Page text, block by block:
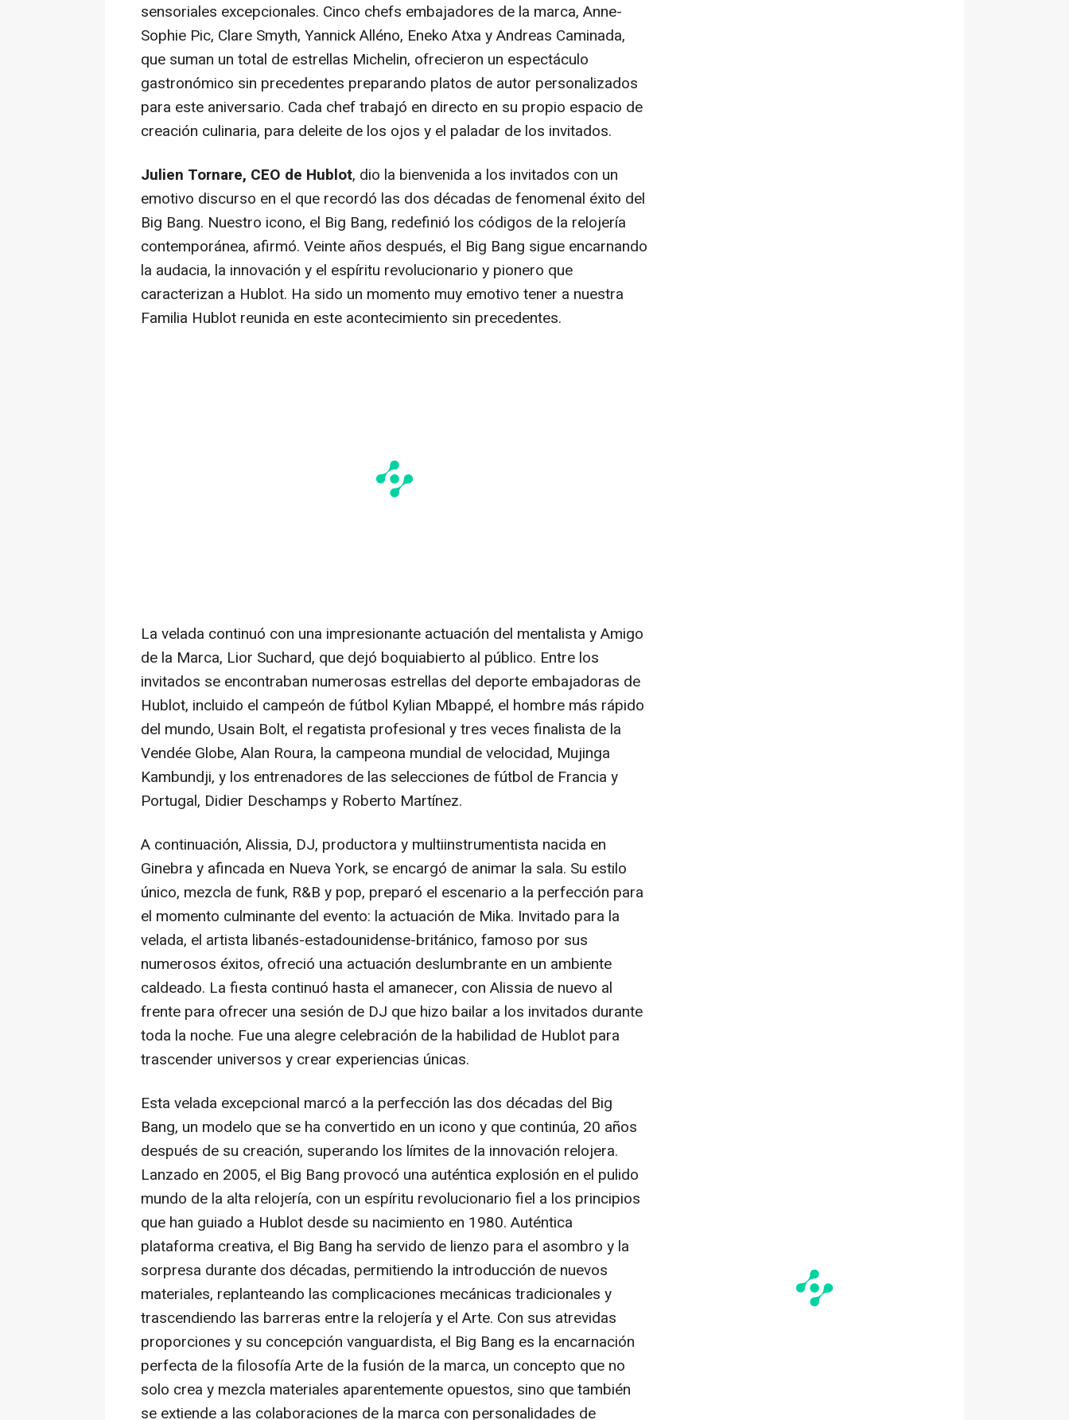
sensoriales excepcionales. Cinco chefs embajadores de la marca, Anne-
Sophie Pic, Clare Smyth, Yannick Alléno, Eneko Atxa yAndreas Caminada,
que suman un total de estrellas Michelin, ofrecieron un espectáculo
gastronómico sin precedentes preparando platos de autor personalizados
para este aniversario. Cada chef trabajó en directo en su propio espacio de
creación culinaria, para deleite de los ojos y el paladar de los invitados.
Julien Tornare, CEO de Hublot, dio la bienvenida a los invitados con un
emotivo discurso en el que recordó las dos décadas de fenomenal éxito del
Big Bang. Nuestro icono, el Big Bang, redefinió los códigos de la relojería
contemporánea, afirmó. Veinte años después, el Big Bang sigue encarnando
la audacia, la innovación y el espíritu revolucionario y pionero que
caracterizan a Hublot. Ha sido un momento muy emotivo tener a nuestra
Familia Hublot reunida en este acontecimiento sin precedentes.
La velada continuó con una impresionante actuación del mentalista y Amigo
de la Marca, Lior Suchard, que dejó boquiabierto al público. Entre los
invitados se encontraban numerosas estrellas del deporte embajadoras de
Hublot, incluido el campeón de fútbol Kylian Mbappé, el hombre más rápido
del mundo, Usain Bolt, el regatista profesional y tres veces finalista de la
Vendée Globe, Alan Roura, la campeona mundial de velocidad, Mujinga
Kambundji, y los entrenadores de las selecciones de fútbol de Francia y
Portugal, Didier Deschamps y Roberto Martínez.
A continuación, Alissia, DJ, productora y multiinstrumentista nacida en
Ginebra y afincada en Nueva York, se encargó de animar la sala. Su estilo
único, mezcla de funk, R&B y pop, preparó el escenario a la perfección para
el momento culminante del evento: la actuación de Mika. Invitado para la
velada, el artista libanés-estadounidense-británico, famoso por sus
numerosos éxitos, ofreció una actuación deslumbrante en un ambiente
caldeado. La fiesta continuó hasta el amanecer, con Alissia de nuevo al
frente para ofrecer una sesión de DJ que hizo bailar a los invitados durante
toda la noche. Fue una alegre celebración de la habilidad de Hublot para
trascender universos y crear experiencias únicas.
Esta velada excepcional marcó a la perfección las dos décadas del Big
Bang, un modelo que se ha convertido en un icono y que continúa, 20 años
después de su creación, superando los límites de la innovación relojera.
Lanzado en 2005, el Big Bang provocó una auténtica explosión en el pulido
mundo de la alta relojería, con un espíritu revolucionario fiel a los principios
que han guiado a Hublot desde su nacimiento en 1980. Auténtica
plataforma creativa, el Big Bang ha servido de lienzo para el asombro y la
sorpresa durante dos décadas, permitiendo la introducción de nuevos
materiales, replanteando las complicaciones mecánicas tradicionales y
trascendiendo las barreras entre la relojería y el Arte. Con sus atrevidas
proporciones y su concepción vanguardista, el Big Bang es la encarnación
perfecta de la filosofía Arte de la fusión de la marca, un concepto que no
solo crea y mezcla materiales aparentemente opuestos, sino que también
se extiende a las colaboraciones de la marca con personalidades de